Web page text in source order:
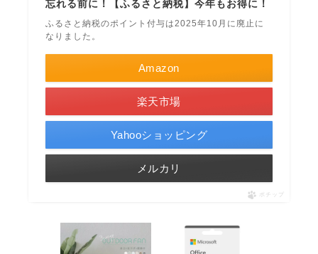
忘れる前に！【ふるさと納税】今年もお得に！
ふるさと納税のポイント付与は2025年10月に廃止に
なりました。
Amazon
楽天市場
Yahooショッピング
メルカリ
ポチップ